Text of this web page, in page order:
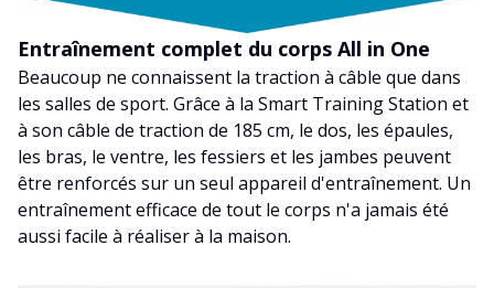
Entraînement complet du corps All in One
Beaucoup ne connaissent la traction à câble que dans
les salles de sport. Grâce à la Smart Training Station et
à son câble de traction de 185 cm, le dos, les épaules,
les bras, le ventre, les fessiers et les jambes peuvent
être renforcés sur un seul appareil d'entraînement. Un
entraînement efficace de tout le corps n'a jamais été
aussi facile à réaliser à la maison.